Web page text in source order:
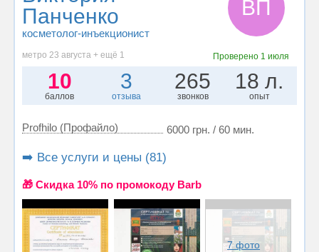
Панченко
косметолог-инъекционист
ВП
метро 23 августа + ещё 1 Проверено 1 июля
10
баллов
3
отзыва
265
звонков
18 л.
опыт
Profhilo (Профайло) 6000 грн. / 60 мин.
➡️ Все услуги и цены (81)
🎁 Cкидка 10% по промокоду Barb
7 фото